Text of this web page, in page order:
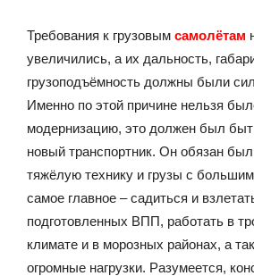
Требования к грузовым самолётам
увеличились, а их дальность,
грузоподъёмность должны были
Именно по этой причине нельзя
модернизацию, это должен был
новый транспортник. Он обязан
тяжёлую технику и грузы с
самое главное – садиться и
подготовленных ВПП, работать в
климате и в морозных районах, а
огромные нагрузки. Разумеется,